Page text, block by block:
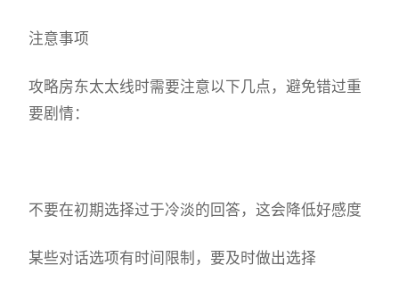
注意事项
攻略房东太太线时需要注意以下几点，避免错过重
要剧情：
不要在初期选择过于冷淡的回答，这会降低好感度
某些对话选项有时间限制，要及时做出选择